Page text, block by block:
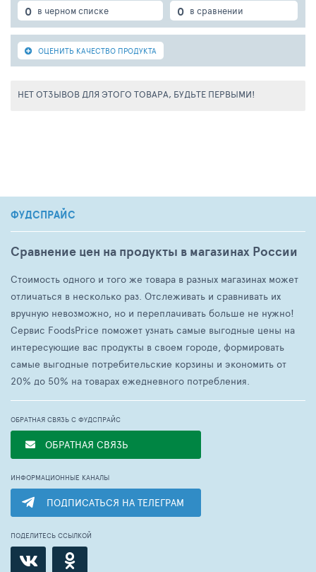
0 в черном списке 0 в сравнении
ОЦЕНИТЬ КАЧЕСТВО ПРОДУКТА
НЕТ ОТЗЫВОВ ДЛЯ ЭТОГО ТОВАРА, БУДЬТЕ ПЕРВЫМИ!
ФУДСПРАЙС
Сравнение цен на продукты в магазинах России
Стоимость одного и того же товара в разных магазинах может
отличаться в несколько раз. Отслеживать и сравнивать их
вручную невозможно, но и переплачивать больше не нужно!
Сервис FoodsPrice поможет узнать самые выгодные цены на
интересующие вас продукты в своем городе, формировать
самые выгодные потребительские корзины и экономить от
20% до 50% на товарах ежедневного потребления.
ОБРАТНАЯ СВЯЗЬ С ФУДСПРАЙС
ОБРАТНАЯ СВЯЗЬ
ИНФОРМАЦИОННЫЕ КАНАЛЫ
ПОДПИСАТЬСЯ НА ТЕЛЕГРАМ
ПОДЕЛИТЕСЬ ССЫЛКОЙ